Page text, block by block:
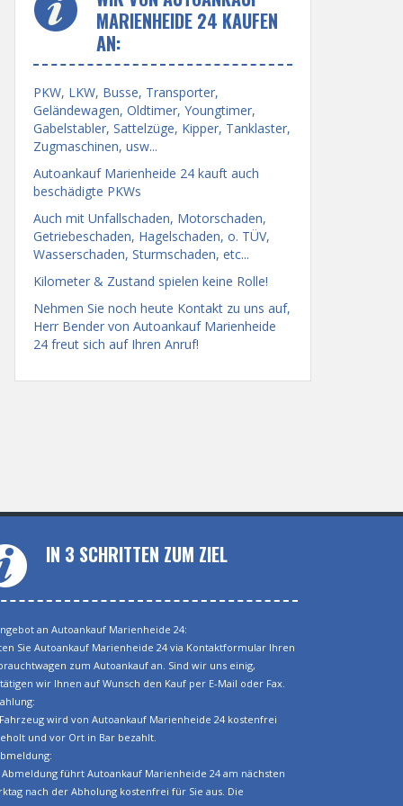
MARIENHEIDE 24 KAUFEN
AN:
PKW, LKW, Busse, Transporter,
Geländewagen, Oldtimer, Youngtimer,
Gabelstabler, Sattelzüge, Kipper, Tanklaster,
Zugmaschinen, usw...
Autoankauf Marienheide 24 kauft auch
beschädigte PKWs
Auch mit Unfallschaden, Motorschaden,
Getriebeschaden, Hagelschaden, o. TÜV,
Wasserschaden, Sturmschaden, etc...
Kilometer & Zustand spielen keine Rolle!
Nehmen Sie noch heute Kontakt zu uns auf,
Herr Bender von Autoankauf Marienheide
24 freut sich auf Ihren Anruf!
IN 3 SCHRITTEN ZUM ZIEL
an Autoankauf Marienheide 24:
Sie Autoankauf Marienheide 24 via Kontaktformular Ihren
zum Autoankauf an. Sind wir uns einig,
wir Ihnen auf Wunsch den Kauf per E-Mail oder Fax.
wird von Autoankauf Marienheide 24 kostenfrei
und vor Ort in Bar bezahlt.
Abmeldung führt Autoankauf Marienheide 24 am nächsten
nach der Abholung kostenfrei für Sie aus. Die